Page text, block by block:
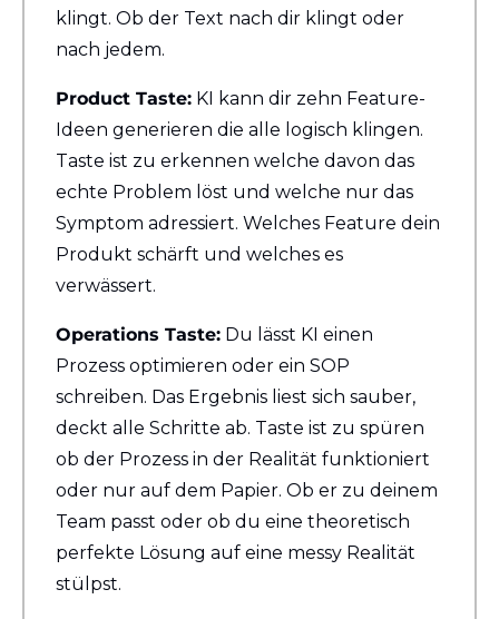
klingt. Ob der Text nach dir klingt oder
nach jedem.
Product Taste: KI kann dir zehn Feature-
Ideen generieren die alle logisch klingen.
Taste ist zu erkennen welche davon das
echte Problem löst und welche nur das
Symptom adressiert. Welches Feature dein
Produkt schärft und welches es
verwässert.
Operations Taste: Du lässt KI einen
Prozess optimieren oder ein SOP
schreiben. Das Ergebnis liest sich sauber,
deckt alle Schritte ab. Taste ist zu spüren
ob der Prozess in der Realität funktioniert
oder nur auf dem Papier. Ob er zu deinem
Team passt oder ob du eine theoretisch
perfekte Lösung auf eine messy Realität
stülpst.